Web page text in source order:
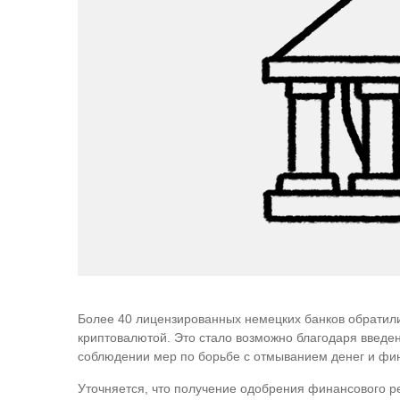
Более 40 лицензированных немецких банков
криптовалютой. Это стало возможно благодаря
соблюдении мер по борьбе с отмыванием денег и
Уточняется, что получение одобрения финансового